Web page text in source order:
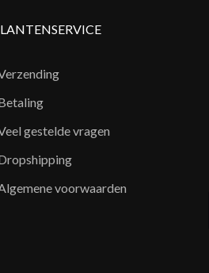
gestelde vragen
voorwaarden